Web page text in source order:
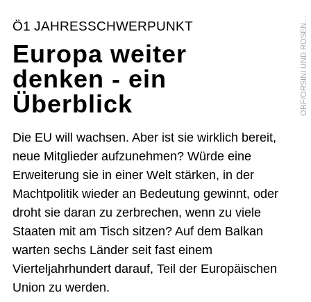
O
R
F
/
O
R
S
I
N
I
U
N
D
R
O
S
E
N
B
E
R
G
Ö1 JAHRESSCHWERPUNKT
Europa weiter
denken - ein
Überblick
Die EU will wachsen. Aber ist sie wirklich bereit,
neue Mitglieder aufzunehmen? Würde eine
Erweiterung sie in einer Welt stärken, in der
Machtpolitik wieder an Bedeutung gewinnt, oder
droht sie daran zu zerbrechen, wenn zu viele
Staaten mit am Tisch sitzen? Auf dem Balkan
warten sechs Länder seit fast einem
Vierteljahrhundert darauf, Teil der Europäischen
Union zu werden.